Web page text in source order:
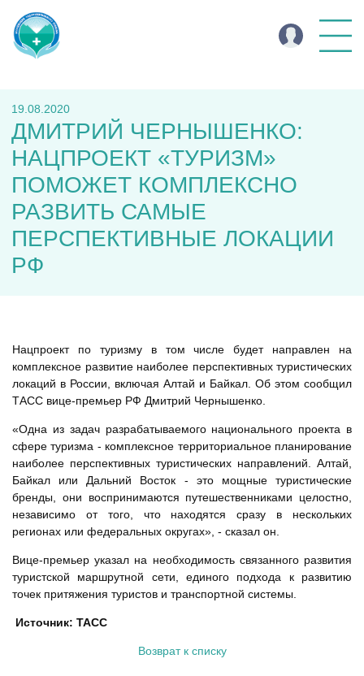
19.08.2020
ДМИТРИЙ ЧЕРНЫШЕНКО:
НАЦПРОЕКТ «ТУРИЗМ»
ПОМОЖЕТ КОМПЛЕКСНО
РАЗВИТЬ САМЫЕ
ПЕРСПЕКТИВНЫЕ ЛОКАЦИИ
РФ
Нацпроект по туризму в том числе будет направлен на
комплексное развитие наиболее перспективных туристических
локаций в России, включая Алтай и Байкал. Об этом сообщил
ТАСС вице-премьер РФ Дмитрий Чернышенко.
«Одна из задач разрабатываемого национального проекта в
сфере туризма - комплексное территориальное планирование
наиболее перспективных туристических направлений. Алтай,
Байкал или Дальний Восток - это мощные туристические
бренды, они воспринимаются путешественниками целостно,
независимо от того, что находятся сразу в нескольких
регионах или федеральных округах», - сказал он.
Вице-премьер указал на необходимость связанного развития
туристской маршрутной сети, единого подхода к развитию
точек притяжения туристов и транспортной системы.
Источник: ТАСС
Возврат к списку